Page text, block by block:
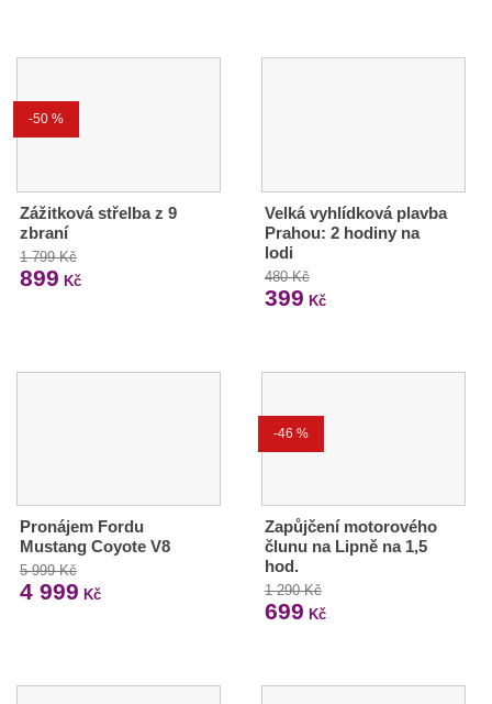
-50 %
Zážitková střelba z 9
zbraní
1 799 Kč
899 Kč
Velká vyhlídková plavba
Prahou: 2 hodiny na
lodi
480 Kč
399 Kč
Pronájem Fordu
Mustang Coyote V8
5 999 Kč
4 999 Kč
-46 %
Zapůjčení motorového
člunu na Lipně na 1,5
hod.
1 290 Kč
699 Kč